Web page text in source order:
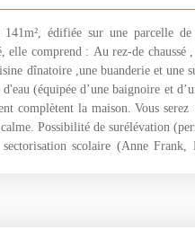
141m², édifiée sur une parcelle
elle comprend : Au rez-de
dînatoire ,une buanderie et une
d'eau (équipée d’une baignoire et
complètent la maison. Vous
Possibilité de surélévation
scolaire (Anne Frank,